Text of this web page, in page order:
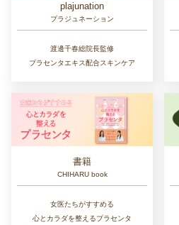
plajunation
プラジュネーション
渡邊千春総院長監修
プラセンタエキス配合スキンケア
書籍
CHIHARU book
女医たちがすすめる
心とカラダを整えるプラセンタ